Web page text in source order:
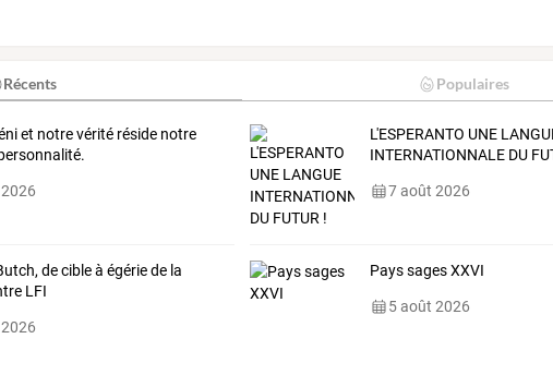
Récents Populaires
et notre vérité réside notre
L'ESPERANTO UNE
INTERNATIONNALE DU
7 août 2026
de cible à égérie de la
LFI
Pays sages XXVI
5 août 2026